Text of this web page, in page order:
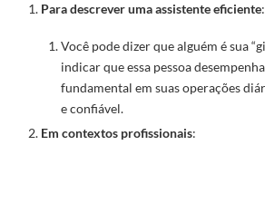
Para descrever uma assistente eficiente:
Você pode dizer que alguém é sua
indicar que essa pessoa
fundamental em suas operações
e confiável.
Em contextos profissionais: